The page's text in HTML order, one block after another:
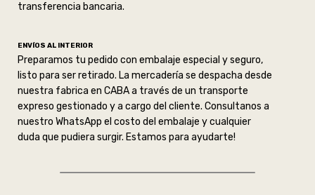
transferencia bancaria.
ENVÍOS AL INTERIOR
Preparamos tu pedido con embalaje especial y seguro,
listo para ser retirado. La mercadería se despacha desde
nuestra fabrica en CABA a través de un transporte
expreso gestionado y a cargo del cliente. Consultanos a
nuestro WhatsApp el costo del embalaje y cualquier
duda que pudiera surgir. Estamos para ayudarte!